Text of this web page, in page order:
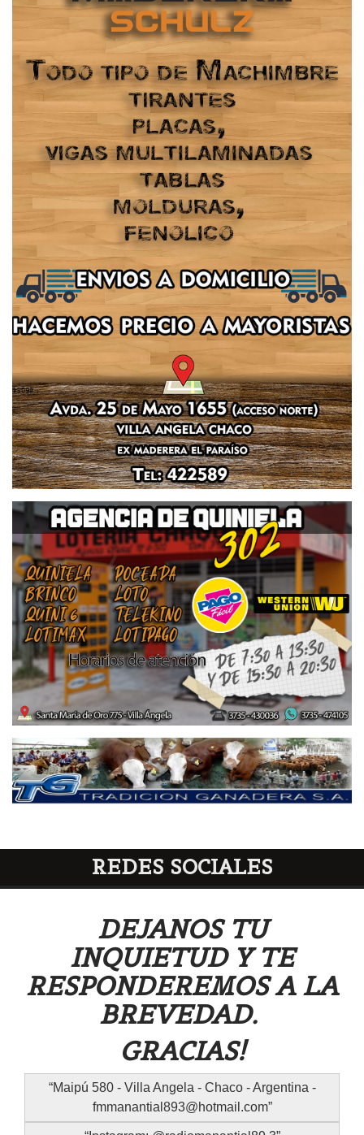
REDES SOCIALES
DEJANOS TU
INQUIETUD Y TE
RESPONDEREMOS A LA
BREVEDAD.
GRACIAS!
Maipú 580 - Villa Angela - Chaco - Argentina -
fmmanantial893@hotmail.com